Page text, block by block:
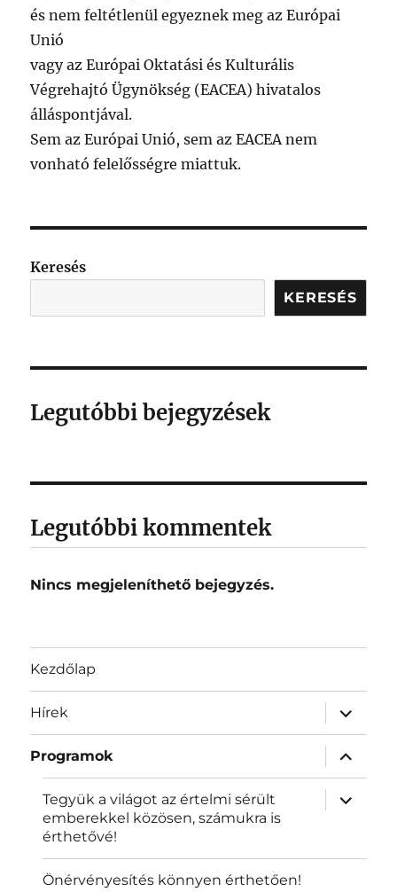
és nem feltétlenül egyeznek meg az Európai
Unió
vagy az Európai Oktatási és Kulturális
Végrehajtó Ügynökség (EACEA) hivatalos
álláspontjával.
Sem az Európai Unió, sem az EACEA nem
vonható felelősségre miattuk.
Keresés
KERESÉS
Legutóbbi bejegyzések
Legutóbbi kommentek
Nincs megjeleníthető bejegyzés.
Kezdőlap
Hírek
almenü
Programok
almenü
Tegyük a világot az értelmi sérült
emberekkel közösen, számukra is
érthetővé!
almenü
Önérvényesítés könnyen érthetően!